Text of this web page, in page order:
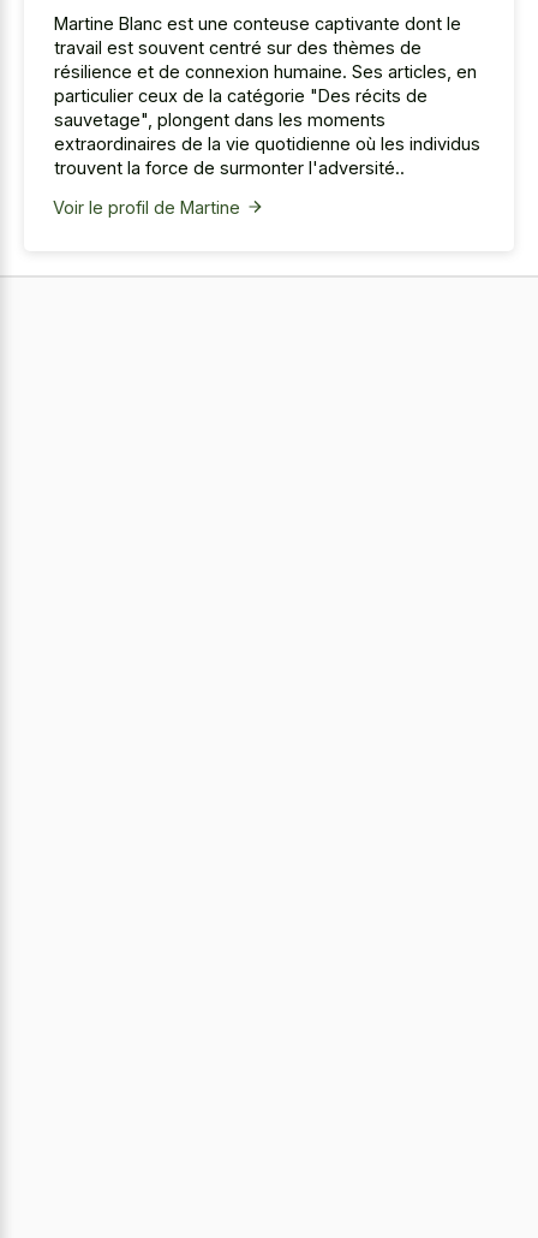
Martine Blanc est une conteuse captivante dont le
travail est souvent centré sur des thèmes de
résilience et de connexion humaine. Ses articles, en
particulier ceux de la catégorie "Des récits de
sauvetage", plongent dans les moments
extraordinaires de la vie quotidienne où les individus
trouvent la force de surmonter l'adversité..
Voir le profil de Martine